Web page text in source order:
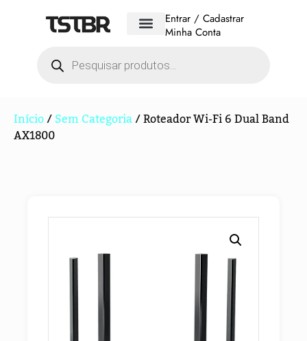
Entrar / Cadastrar
Minha Conta
Início/Sem Categoria/ Roteador Wi-Fi 6 Dual Band
AX1800